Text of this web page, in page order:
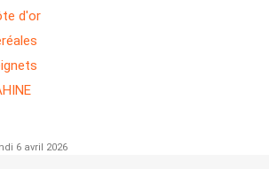
d'or
6 avril 2026